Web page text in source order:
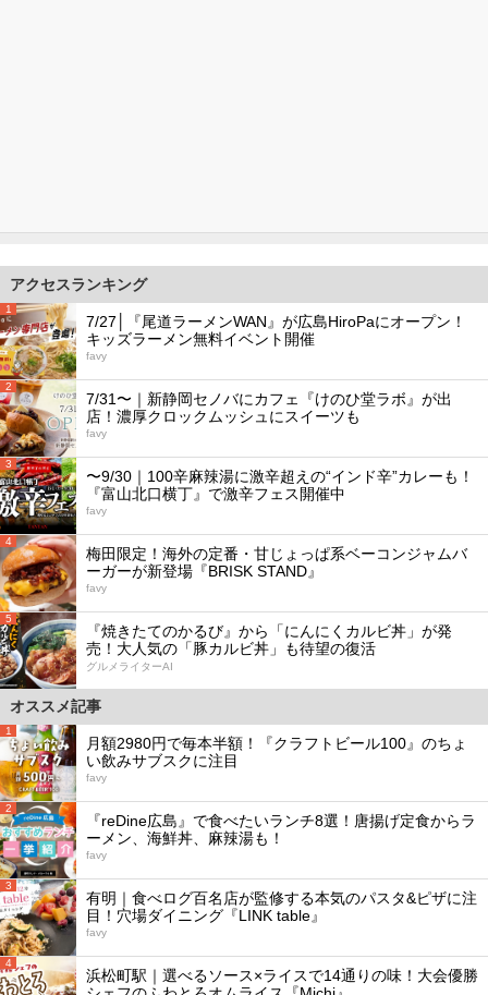
アクセスランキング
1
7/27│『尾道ラーメンWAN』が広島HiroPaにオープン！
キッズラーメン無料イベント開催
favy
2
7/31〜｜新静岡セノバにカフェ『けのひ堂ラボ』が出
店！濃厚クロックムッシュにスイーツも
favy
3
〜9/30｜100辛麻辣湯に激辛超えの“インド辛”カレーも！
『富山北口横丁』で激辛フェス開催中
favy
4
梅田限定！海外の定番・甘じょっぱ系ベーコンジャムバ
ーガーが新登場『BRISK STAND』
favy
5
『焼きたてのかるび』から「にんにくカルビ丼」が発
売！大人気の「豚カルビ丼」も待望の復活
グルメライターAI
オススメ記事
1
月額2980円で毎本半額！『クラフトビール100』のちょ
い飲みサブスクに注目
favy
2
『reDine広島』で食べたいランチ8選！唐揚げ定食からラ
ーメン、海鮮丼、麻辣湯も！
favy
3
有明｜食べログ百名店が監修する本気のパスタ&ピザに注
目！穴場ダイニング『LINK table』
favy
4
浜松町駅｜選べるソース×ライスで14通りの味！大会優勝